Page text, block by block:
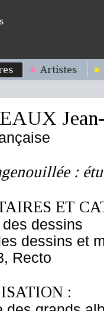
Artistes
:
ET
dessins
dessins et
Recto
: